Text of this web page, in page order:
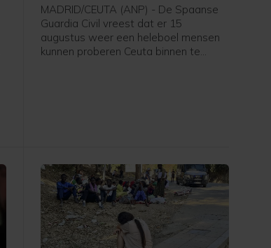
MADRID/CEUTA (ANP) - De Spaanse
Guardia Civil vreest dat er 15
augustus weer een heleboel mensen
kunnen proberen Ceuta binnen te
een gerucht", beklemtoonde een bron
bij de Guardia Civil.